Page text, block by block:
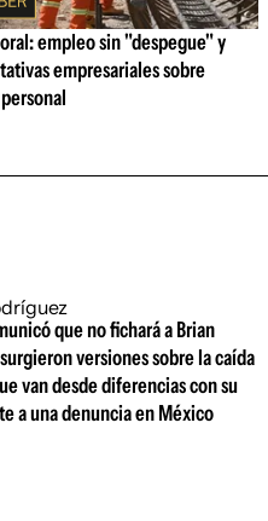
empleo sin "despegue" y
empresariales sobre
que no fichará a Brian
versiones sobre la caída
van desde diferencias con su
a una denuncia en México